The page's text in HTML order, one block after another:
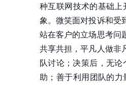
种互联网技术的基础
象。微笑面对投诉和受
站在客户的立场思考
共享共担，平凡人做非
队讨论；决策后，无
助；善于利用团队的